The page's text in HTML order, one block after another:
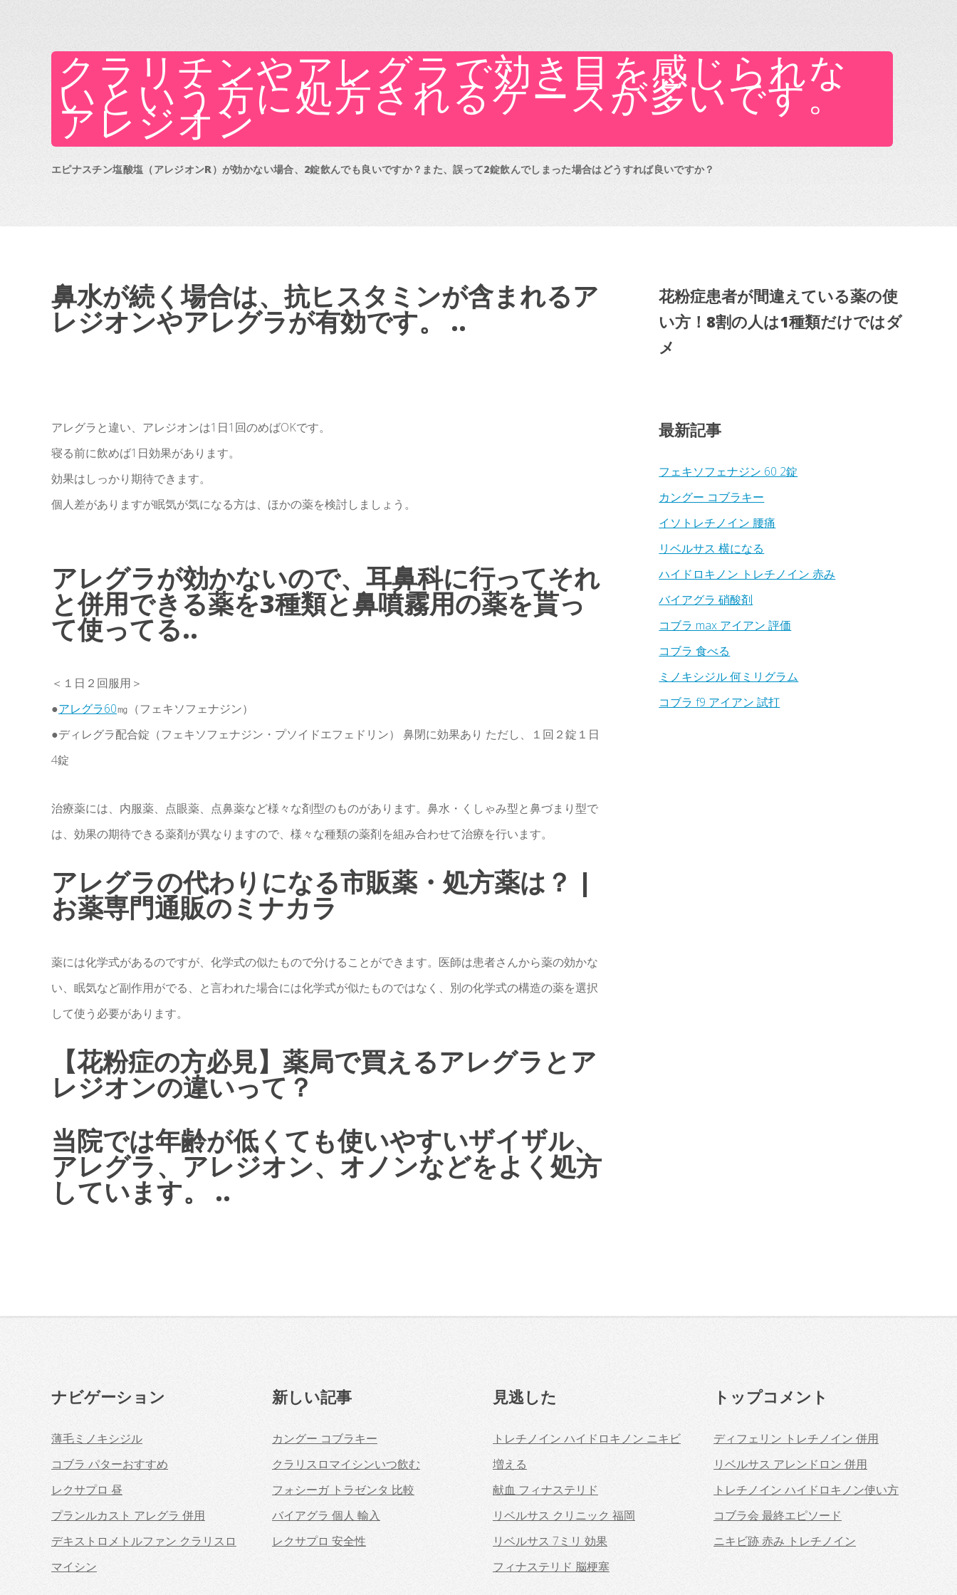
クラリチンやアレグラで効き目を感じられな
いという方に処方されるケースが多いです。
アレジオン
エピナスチン塩酸塩（アレジオンR️）が効かない場合、2錠飲んでも良いですか？また、誤って2錠飲んでしまった場合はどうすれば良いですか？
鼻水が続く場合は、抗ヒスタミンが含まれるア
レジオンやアレグラが有効です。 ..
アレグラと違い、アレジオンは1日1回のめばOKです。
寝る前に飲めば1日効果があります。
効果はしっかり期待できます。
個人差がありますが眠気が気になる方は、ほかの薬を検討しましょう。
アレグラが効かないので、耳鼻科に行ってそれ
と併用できる薬を3種類と鼻噴霧用の薬を貰っ
て使ってる..
＜１日２回服用＞
●アレグラ60㎎（フェキソフェナジン）
●ディレグラ配合錠（フェキソフェナジン・プソイドエフェドリン） 鼻閉に効果あり ただし、１回２錠１日
4錠
治療薬には、内服薬、点眼薬、点鼻薬など様々な剤型のものがあります。鼻水・くしゃみ型と鼻づまり型で
は、効果の期待できる薬剤が異なりますので、様々な種類の薬剤を組み合わせて治療を行います。
アレグラの代わりになる市販薬・処方薬は？ |
お薬専門通販のミナカラ
薬には化学式があるのですが、化学式の似たもので分けることができます。医師は患者さんから薬の効かな
い、眠気など副作用がでる、と言われた場合には化学式が似たものではなく、別の化学式の構造の薬を選択
して使う必要があります。
【花粉症の方必見】薬局で買えるアレグラとア
レジオンの違いって？
当院では年齢が低くても使いやすいザイザル、
アレグラ、アレジオン、オノンなどをよく処方
しています。 ..
花粉症患者が間違えている薬の使
い方！8割の人は1種類だけではダ
メ
最新記事
フェキソフェナジン 60 2錠
カングー コブラキー
イソトレチノイン 腰痛
リベルサス 横になる
ハイドロキノン トレチノイン 赤み
バイアグラ 硝酸剤
コブラ max アイアン 評価
コブラ 食べる
ミノキシジル 何ミリグラム
コブラ f9 アイアン 試打
ナビゲーション
薄毛ミノキシジル
コブラ パターおすすめ
レクサプロ 昼
プランルカスト アレグラ 併用
デキストロメトルファン クラリスロ
マイシン
新しい記事
カングー コブラキー
クラリスロマイシンいつ飲む
フォシーガ トラゼンタ 比較
バイアグラ 個人 輸入
レクサプロ 安全性
見逃した
トレチノイン ハイドロキノン ニキビ
増える
献血 フィナステリド
リベルサス クリニック 福岡
リベルサス 7ミリ 効果
フィナステリド 脳梗塞
トップコメント
ディフェリン トレチノイン 併用
リベルサス アレンドロン 併用
トレチノイン ハイドロキノン使い方
コブラ会 最終エピソード
ニキビ跡 赤み トレチノイン